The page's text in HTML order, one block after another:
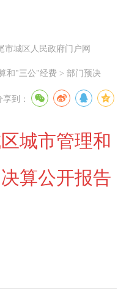
市城区人民政府门户网
和"三公"经费 > 部门预决
享到：
城市管理和
算公开报告